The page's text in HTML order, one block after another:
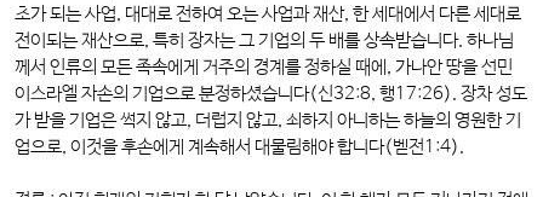
초가 되는 사업, 대대로 전하여 오는 사업과 재산, 한 세대에서 다른 세대로
전이되는 재산으로, 특히 장자는 그 기업의 두 배를 상속받습니다. 하나님
께서 인류의 모든 족속에게 거주의 경계를 정하실 때에, 가나안 땅을 선민
이스라엘 자손의 기업으로 분정하셨습니다(신32:8, 행17:26). 장차 성도
가 받을 기업은 썩지 않고, 더럽지 않고, 쇠하지 아니하는 하늘의 영원한 기
업으로, 이것을 후손에게 계속해서 대물림해야 합니다(벧전1:4).